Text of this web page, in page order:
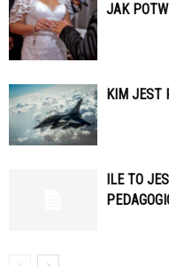
JAK
KIM JEST
ILE TO